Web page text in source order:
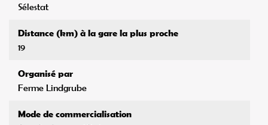
Sélestat
Distance (km) à la gare la plus proche
19
Organisé par
Ferme Lindgrube
Mode de commercialisation